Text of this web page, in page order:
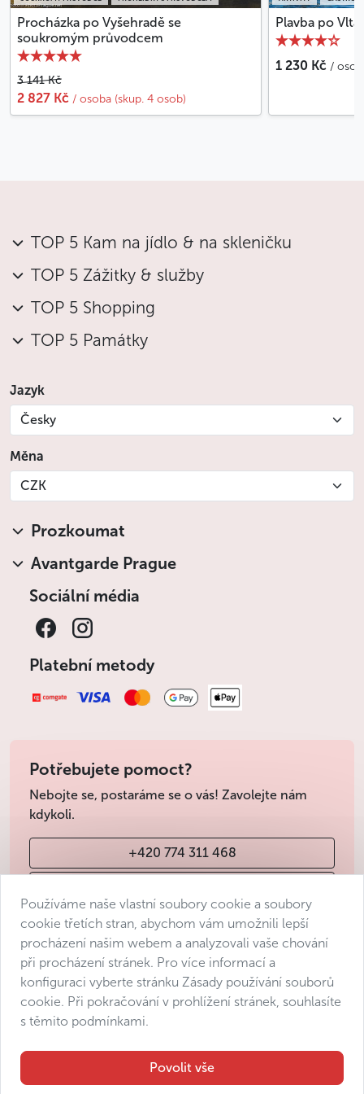
národního pohřebiště Slavín, kde se nacházejí
umělecky pozoruhodné sochy i náhrobky.
Výjimečné jsou kubistické domy v Neklanově ulici
a na nábřeží pod Vyšehradem.
Méně
Procházka po Vyšehradě se
soukromým průvodcem
3 141 Kč
2 827 Kč / osoba (skup. 4 osob)
Plavba po
1 230 Kč /
TOP 5 Kam na jídlo & na skleničku
TOP 5 Zážitky & služby
TOP 5 Shopping
TOP 5 Památky
Jazyk
Česky
Měna
CZK
Prozkoumat
Avantgarde Prague
Sociální média
Platební metody
Potřebujete pomoct?
Nebojte se, postaráme se o vás! Zavolejte nám
kdykoli.
+420 774 311 468
Obchodní podmínky
Ochrana osobních údajů
Prohlášení o přístupnosti
Manage consent
Používáme naše vlastní soubory cookie a soubory
cookie třetích stran, abychom vám umožnili lepší
procházení našim webem a analyzovali vaše chování
při procházení stránek. Pro více informací a
konfiguraci vyberte stránku Zásady používání souborů
cookie. Při pokračování v prohlížení stránek, souhlasíte
s těmito podmínkami.
Povolit vše